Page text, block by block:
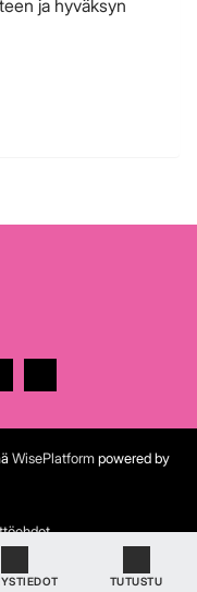
TUTUSTU
ja hyväksyn
WisePlatformpowered by